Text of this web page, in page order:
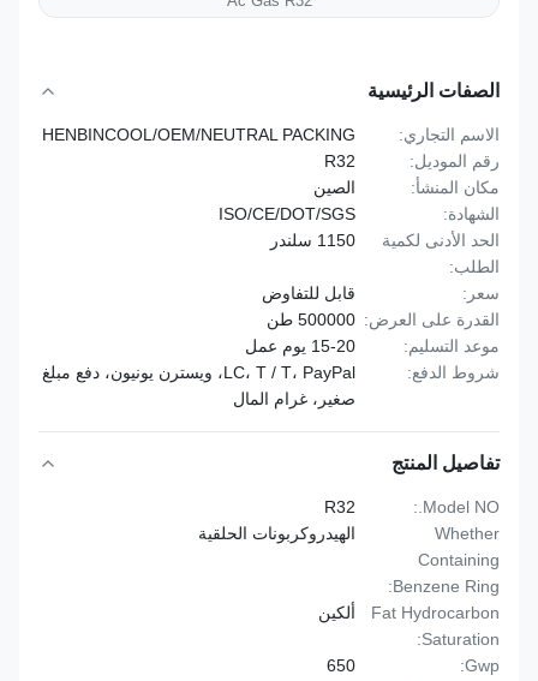
الصفات الرئيسية
الاسم التجاري:
HENBINCOOL/OEM/NEUTRAL PACKING
رقم الموديل:
مكان المنشأ:
الصين
الشهادة:
ISO/CE/DOT/SGS
الحد الأدنى لكمية
الطلب:
1150 سلندر
قابل للتفاوض
القدرة على العرض:
500000 طن
موعد التسليم:
15-20 يوم عمل
شروط الدفع:
LC، T / T، PayPal، ويسترن يونيون، دفع مبلغ
صغير، غرام المال
تفاصيل المنتج
Model NO.:
Whether
Containing
Benzene Ring:
الهيدروكربونات الحلقية
Fat Hydrocarbon
Saturation:
ألكين